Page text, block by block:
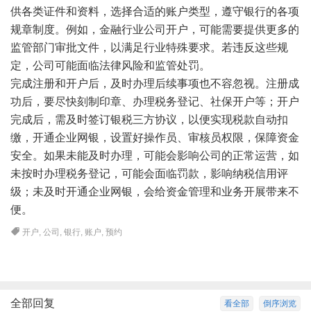
供各类证件和资料，选择合适的账户类型，遵守银行的各项
规章制度。例如，金融行业公司开户，可能需要提供更多的
监管部门审批文件，以满足行业特殊要求。若违反这些规
定，公司可能面临法律风险和监管处罚。
完成注册和开户后，及时办理后续事项也不容忽视。注册成
功后，要尽快刻制印章、办理税务登记、社保开户等；开户
完成后，需及时签订银税三方协议，以便实现税款自动扣
缴，开通企业网银，设置好操作员、审核员权限，保障资金
安全。如果未能及时办理，可能会影响公司的正常运营，如
未按时办理税务登记，可能会面临罚款，影响纳税信用评
级；未及时开通企业网银，会给资金管理和业务开展带来不
便。
开户,公司 ,银行, 账户,预约
倒序浏览
看全部
全部回复